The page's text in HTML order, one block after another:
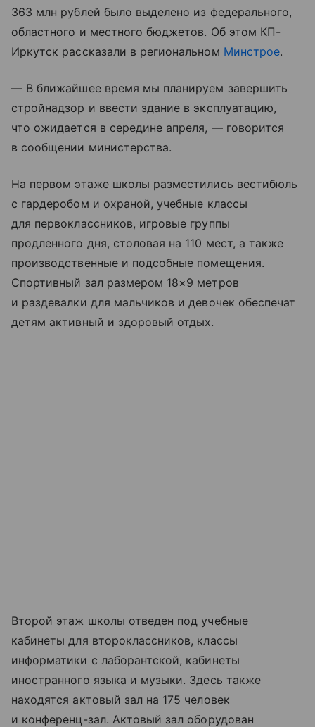
363 млн рублей было выделено из федерального,
областного и местного бюджетов. Об этом КП-
Иркутск рассказали в региональном Минстрое.
— В ближайшее время мы планируем завершить
стройнадзор и ввести здание в эксплуатацию,
что ожидается в середине апреля, — говорится
в сообщении министерства.
На первом этаже школы разместились вестибюль
с гардеробом и охраной, учебные классы
для первоклассников, игровые группы
продленного дня, столовая на 110 мест, а также
производственные и подсобные помещения.
Спортивный зал размером 18×9 метров
и раздевалки для мальчиков и девочек обеспечат
детям активный и здоровый отдых.
Второй этаж школы отведен под учебные
кабинеты для второклассников, классы
информатики с лаборантской, кабинеты
иностранного языка и музыки. Здесь также
находятся актовый зал на 175 человек
и конференц-зал. Актовый зал оборудован